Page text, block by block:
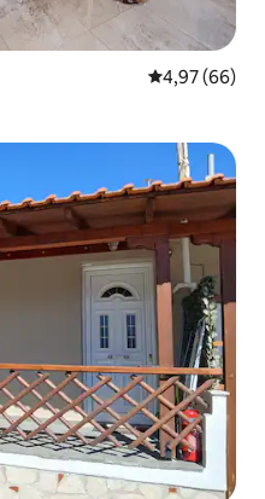
4,97 av 5 i
4,97 (66)